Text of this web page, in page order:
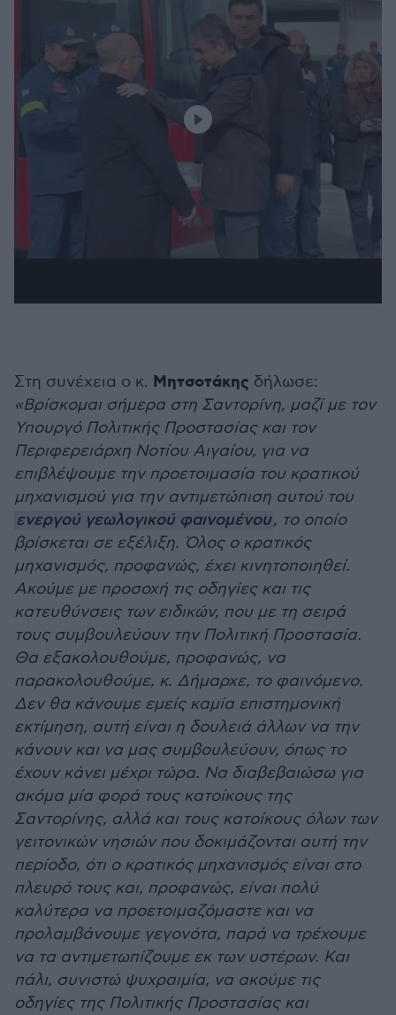
Στη συνέχεια ο κ. Μητσοτάκης δήλωσε:
«Βρίσκομαι σήμερα στη Σαντορίνη, μαζί με τον
Υπουργό Πολιτικής Προστασίας και τον
Περιφερειάρχη Νοτίου Αιγαίου, για να
επιβλέψουμε την προετοιμασία του κρατικού
μηχανισμού για την αντιμετώπιση αυτού του
ενεργού γεωλογικού φαινομένου, το οποίο
βρίσκεται σε εξέλιξη. Όλος ο κρατικός
μηχανισμός, προφανώς, έχει κινητοποιηθεί.
Ακούμε με προσοχή τις οδηγίες και τις
κατευθύνσεις των ειδικών, που με τη σειρά
τους συμβουλεύουν την Πολιτική Προστασία.
Θα εξακολουθούμε, προφανώς, να
παρακολουθούμε, κ. Δήμαρχε, το φαινόμενο.
Δεν θα κάνουμε εμείς καμία επιστημονική
εκτίμηση, αυτή είναι η δουλειά άλλων να την
κάνουν και να μας συμβουλεύουν, όπως το
έχουν κάνει μέχρι τώρα. Να διαβεβαιώσω για
ακόμα μία φορά τους κατοίκους της
Σαντορίνης, αλλά και τους κατοίκους όλων των
γειτονικών νησιών που δοκιμάζονται αυτή την
περίοδο, ότι ο κρατικός μηχανισμός είναι στο
πλευρό τους και, προφανώς, είναι πολύ
καλύτερα να προετοιμαζόμαστε και να
προλαμβάνουμε γεγονότα, παρά να τρέχουμε
να τα αντιμετωπίζουμε εκ των υστέρων. Και
πάλι, συνιστώ ψυχραιμία, να ακούμε τις
οδηγίες της Πολιτικής Προστασίας και